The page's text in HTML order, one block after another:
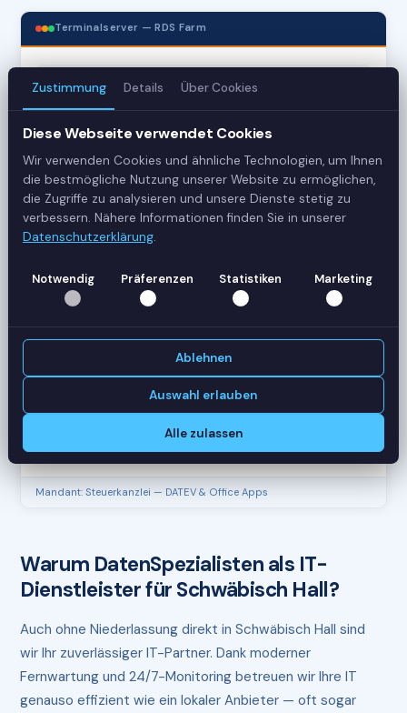
Terminalserver — RDS Farm
3
42
Sessions
SERVER-AUSLASTUNG
Mandant: Steuerkanzlei — DATEV & Office Apps
Warum DatenSpezialisten als IT-
Dienstleister für Schwäbisch Hall?
Auch ohne Niederlassung direkt in Schwäbisch Hall sind
wir Ihr zuverlässiger IT-Partner. Dank moderner
Fernwartung und 24/7-Monitoring betreuen wir Ihre IT
genauso effizient wie ein lokaler Anbieter — oft sogar
Zustimmung Details Über Cookies
Diese Webseite verwendet Cookies
Wir verwenden Cookies und ähnliche Technologien, um Ihnen
die bestmögliche Nutzung unserer Website zu ermöglichen,
die Zugriffe zu analysieren und unsere Dienste stetig zu
verbessern. Nähere Informationen finden Sie in unserer
Datenschutzerklärung.
Notwendig Präferenzen Statistiken Marketing
Ablehnen
Auswahl erlauben
Alle zulassen